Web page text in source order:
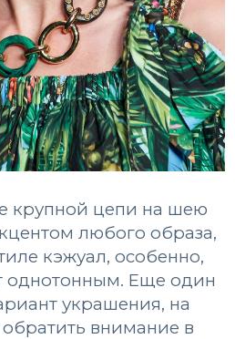
крупной цепи на шею
любого образа,
кэжуал, особенно,
однотонным. Еще один
украшения, на
внимание в